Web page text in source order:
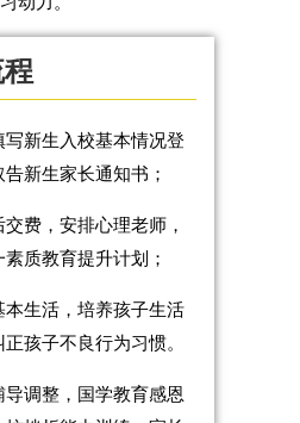
写新生入校基本情况登
新生家长通知书；
费，安排心理老师，
质教育提升计划；
本生活，培养孩子生活
孩子不良行为习惯。
导调整，国学教育感恩